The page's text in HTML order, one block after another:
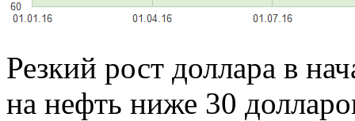
Резкий рост доллара в
на нефть ниже 30